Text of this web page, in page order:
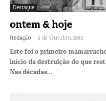
Destaque
ontem & hoje
Redação - 5 de Outubro, 2012
Este foi o primeiro
início da destruição do que
Nas décadas...